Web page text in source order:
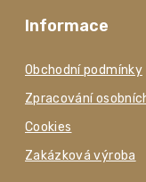
Informace
Obchodní podmínky
Zpracování
Cookies
Zakázková výroba